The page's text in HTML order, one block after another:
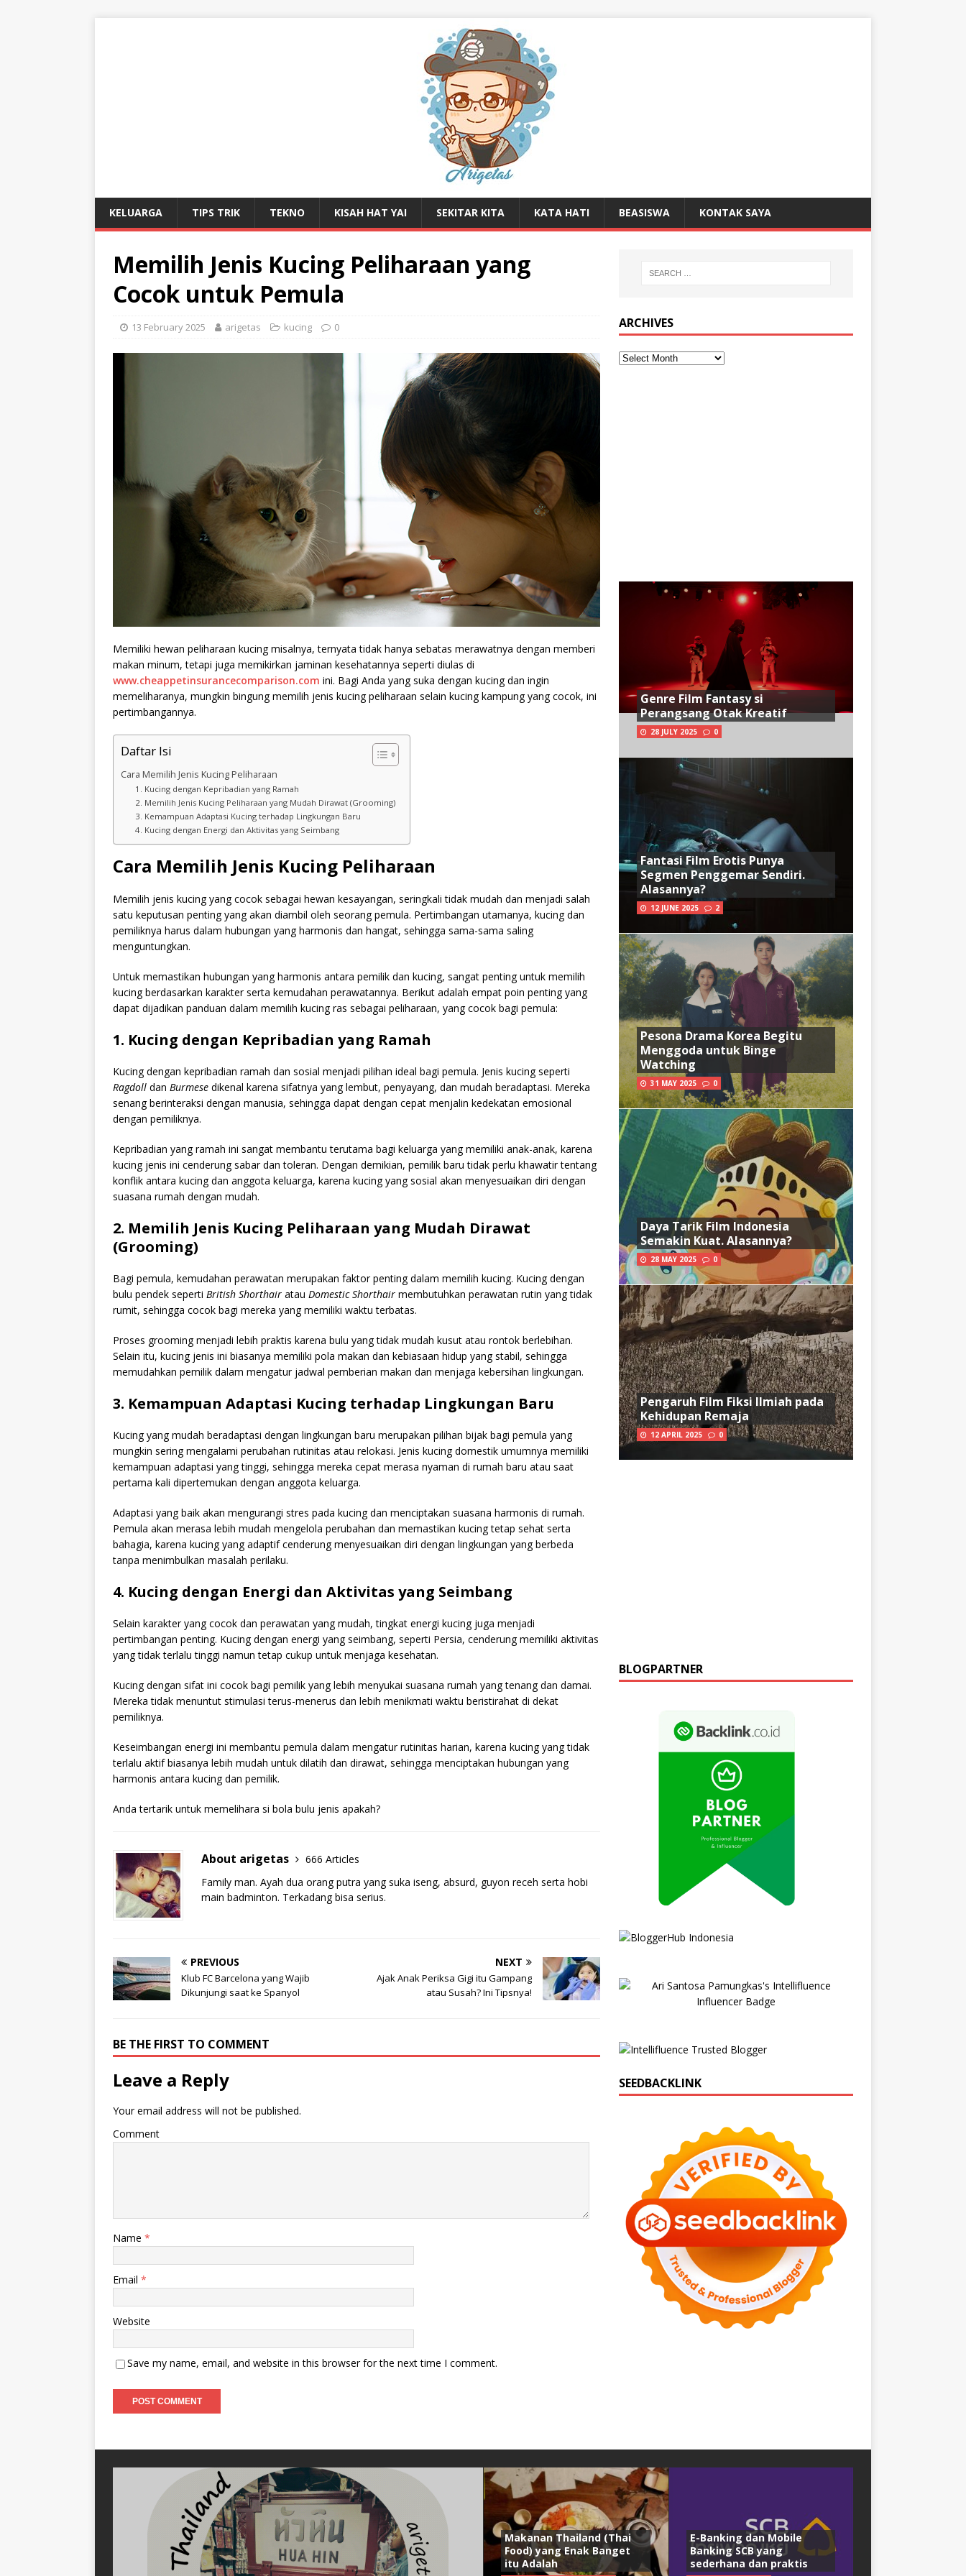
KELUARGA TIPS TRIK TEKNO KISAH HAT YAI SEKITAR KITA KATA HATI BEASISWA KONTAK SAYA
Memilih Jenis Kucing Peliharaan yang
Cocok untuk Pemula
13 February 2025 arigetas kucing 0
Memiliki hewan peliharaan kucing misalnya, ternyata tidak hanya sebatas merawatnya dengan memberi
makan minum, tetapi juga memikirkan jaminan kesehatannya seperti diulas di
www.cheappetinsurancecomparison.com ini. Bagi Anda yang suka dengan kucing dan ingin
memeliharanya, mungkin bingung memilih jenis kucing peliharaan selain kucing kampung yang cocok, ini
pertimbangannya.
Daftar Isi
Cara Memilih Jenis Kucing Peliharaan
1. Kucing dengan Kepribadian yang Ramah
2. Memilih Jenis Kucing Peliharaan yang Mudah Dirawat (Grooming)
3. Kemampuan Adaptasi Kucing terhadap Lingkungan Baru
4. Kucing dengan Energi dan Aktivitas yang Seimbang
Cara Memilih Jenis Kucing Peliharaan
Memilih jenis kucing yang cocok sebagai hewan kesayangan, seringkali tidak mudah dan menjadi salah
satu keputusan penting yang akan diambil oleh seorang pemula. Pertimbangan utamanya, kucing dan
pemiliknya harus dalam hubungan yang harmonis dan hangat, sehingga sama-sama saling
menguntungkan.
Untuk memastikan hubungan yang harmonis antara pemilik dan kucing, sangat penting untuk memilih
kucing berdasarkan karakter serta kemudahan perawatannya. Berikut adalah empat poin penting yang
dapat dijadikan panduan dalam memilih kucing ras sebagai peliharaan, yang cocok bagi pemula:
1. Kucing dengan Kepribadian yang Ramah
Kucing dengan kepribadian ramah dan sosial menjadi pilihan ideal bagi pemula. Jenis kucing seperti
Ragdoll dan Burmese dikenal karena sifatnya yang lembut, penyayang, dan mudah beradaptasi. Mereka
senang berinteraksi dengan manusia, sehingga dapat dengan cepat menjalin kedekatan emosional
dengan pemiliknya.
Kepribadian yang ramah ini sangat membantu terutama bagi keluarga yang memiliki anak-anak, karena
kucing jenis ini cenderung sabar dan toleran. Dengan demikian, pemilik baru tidak perlu khawatir tentang
konflik antara kucing dan anggota keluarga, karena kucing yang sosial akan menyesuaikan diri dengan
suasana rumah dengan mudah.
2. Memilih Jenis Kucing Peliharaan yang Mudah Dirawat
(Grooming)
Bagi pemula, kemudahan perawatan merupakan faktor penting dalam memilih kucing. Kucing dengan
bulu pendek seperti British Shorthair atau Domestic Shorthair membutuhkan perawatan rutin yang tidak
rumit, sehingga cocok bagi mereka yang memiliki waktu terbatas.
Proses grooming menjadi lebih praktis karena bulu yang tidak mudah kusut atau rontok berlebihan.
Selain itu, kucing jenis ini biasanya memiliki pola makan dan kebiasaan hidup yang stabil, sehingga
memudahkan pemilik dalam mengatur jadwal pemberian makan dan menjaga kebersihan lingkungan.
3. Kemampuan Adaptasi Kucing terhadap Lingkungan Baru
Kucing yang mudah beradaptasi dengan lingkungan baru merupakan pilihan bijak bagi pemula yang
mungkin sering mengalami perubahan rutinitas atau relokasi. Jenis kucing domestik umumnya memiliki
kemampuan adaptasi yang tinggi, sehingga mereka cepat merasa nyaman di rumah baru atau saat
pertama kali dipertemukan dengan anggota keluarga.
Adaptasi yang baik akan mengurangi stres pada kucing dan menciptakan suasana harmonis di rumah.
Pemula akan merasa lebih mudah mengelola perubahan dan memastikan kucing tetap sehat serta
bahagia, karena kucing yang adaptif cenderung menyesuaikan diri dengan lingkungan yang berbeda
tanpa menimbulkan masalah perilaku.
4. Kucing dengan Energi dan Aktivitas yang Seimbang
Selain karakter yang cocok dan perawatan yang mudah, tingkat energi kucing juga menjadi
pertimbangan penting. Kucing dengan energi yang seimbang, seperti Persia, cenderung memiliki aktivitas
yang tidak terlalu tinggi namun tetap cukup untuk menjaga kesehatan.
Kucing dengan sifat ini cocok bagi pemilik yang lebih menyukai suasana rumah yang tenang dan damai.
Mereka tidak menuntut stimulasi terus-menerus dan lebih menikmati waktu beristirahat di dekat
pemiliknya.
Keseimbangan energi ini membantu pemula dalam mengatur rutinitas harian, karena kucing yang tidak
terlalu aktif biasanya lebih mudah untuk dilatih dan dirawat, sehingga menciptakan hubungan yang
harmonis antara kucing dan pemilik.
Anda tertarik untuk memelihara si bola bulu jenis apakah?
About arigetas
666 Articles
Family man. Ayah dua orang putra yang suka iseng, absurd, guyon receh serta hobi
main badminton. Terkadang bisa serius.
PREVIOUS
Klub FC Barcelona yang Wajib
Dikunjungi saat ke Spanyol
NEXT
Ajak Anak Periksa Gigi itu Gampang
atau Susah? Ini Tipsnya!
BE THE FIRST TO COMMENT
Leave a Reply
Your email address will not be published.
Comment
Name *
Email *
Website
Save my name, email, and website in this browser for the next time I comment.
ARCHIVES
Genre Film Fantasy si
Perangsang Otak Kreatif
28 JULY 2025 0
Fantasi Film Erotis Punya
Segmen Penggemar Sendiri.
Alasannya?
12 JUNE 2025 2
Pesona Drama Korea Begitu
Menggoda untuk Binge
Watching
31 MAY 2025 0
Daya Tarik Film Indonesia
Semakin Kuat. Alasannya?
28 MAY 2025 0
Pengaruh Film Fiksi Ilmiah pada
Kehidupan Remaja
12 APRIL 2025 0
BLOGPARTNER
SEEDBACKLINK
Makanan Thailand (Thai
Food) yang Enak Banget
itu Adalah
E-Banking dan Mobile
Banking SCB yang
sederhana dan praktis